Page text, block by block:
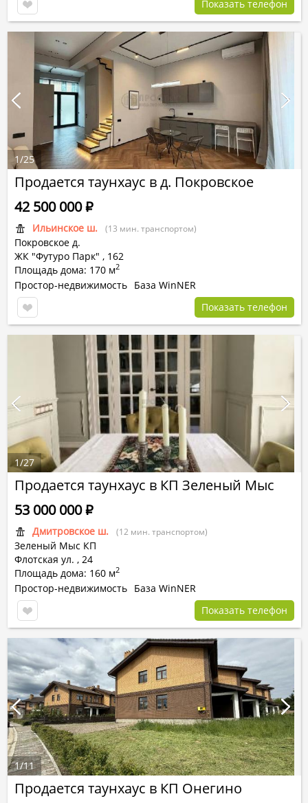
Показать телефон
Продается таунхаус в д. Покровское
Ильинское ш. (13 мин. транспортом)
Покровское д.
ЖК "Футуро Парк" , 162
Площадь дома: 170 м2
42 500 000Р
Простор-недвижимость База WinNER
Показать телефон
1/25
Продается таунхаус в КП Зеленый Мыс
Дмитровское ш. (12 мин. транспортом)
Зеленый Мыс КП
Флотская ул. , 24
Площадь дома: 160 м2
53 000 000Р
Простор-недвижимость База WinNER
Показать телефон
1/27
Продается таунхаус в КП Онегино
1/11